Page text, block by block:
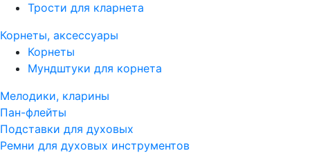
Трости для кларнета
Корнеты, аксессуары
Корнеты
Мундштуки для корнета
Мелодики, кларины
Пан-флейты
Подставки для духовых
Ремни для духовых инструментов